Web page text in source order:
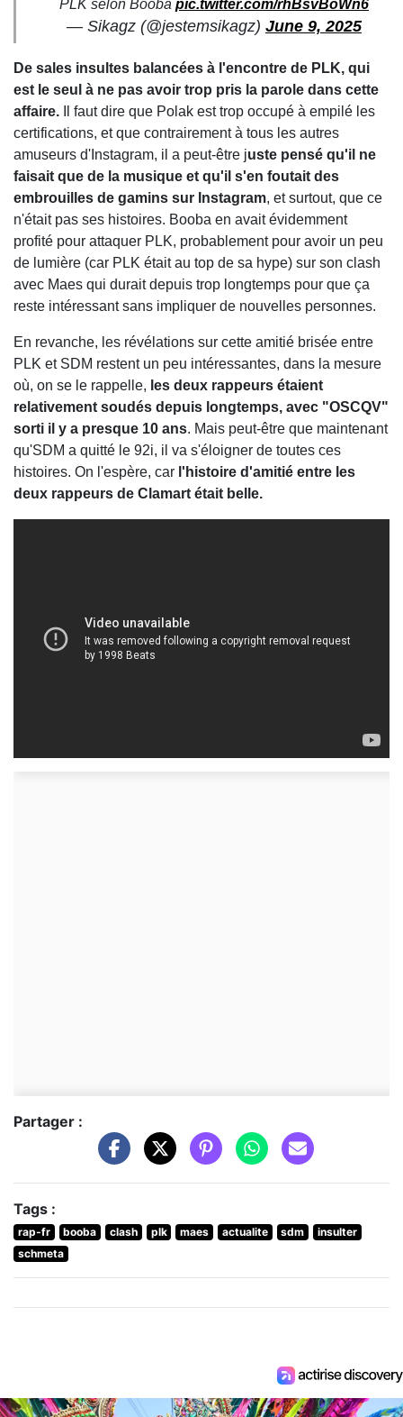
PLK selon Booba pic.twitter.com/rhBsvBoWn6
— Sikagz (@jestemsikagz) June 9, 2025
De sales insultes balancées à l'encontre de PLK, qui
est le seul à ne pas avoir trop pris la parole dans cette
affaire.
Il faut dire que Polak est trop occupé à empilé les
certifications, et que contrairement à tous les autres
amuseurs d'Instagram, il a peut-être juste pensé qu'il ne
faisait que de la musique et qu'il s'en foutait des
embrouilles de gamins sur Instagram, et surtout, que ce
n'était pas ses histoires. Booba en avait évidemment
profité pour attaquer PLK, probablement pour avoir un peu
de lumière (car PLK était au top de sa hype) sur son clash
avec Maes qui durait depuis trop longtemps pour que ça
reste intéressant sans impliquer de nouvelles personnes.
En revanche, les révélations sur cette amitié brisée entre
PLK et SDM restent un peu intéressantes, dans la mesure
où, on se le rappelle, les deux rappeurs étaient
relativement soudés depuis longtemps, avec "OSCQV"
sorti il y a presque 10 ans. Mais peut-être que maintenant
qu'SDM a quitté le 92i, il va s'éloigner de toutes ces
histoires. On l'espère, car l'histoire d'amitié entre les
deux rappeurs de Clamart était belle.
Partager :
Tags :
rap-fr booba clash plk maes actualite sdm
insulter
schmeta